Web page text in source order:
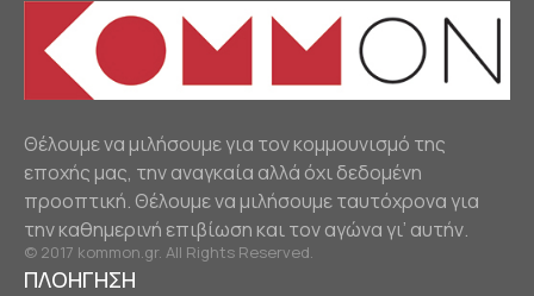
Θέλουμε να μιλήσουμε για τον κομμουνισμό της
εποχής μας, την αναγκαία αλλά όχι δεδομένη
προοπτική. Θέλουμε να μιλήσουμε ταυτόχρονα για
την καθημερινή επιβίωση και τον αγώνα γι’ αυτήν.
© 2017 kommon.gr. All Rights Reserved.
ΠΛΟΗΓΗΣΗ